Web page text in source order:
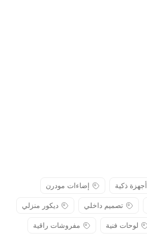
أجهزة ذكية
إضاءات مودرن
تصميم داخلي
ديكور منزلي
لوحات فنية مفروشات راقية